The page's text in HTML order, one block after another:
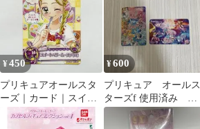
¥450
プリキュアオールスタ
ーズ｜カード｜スイー
トベリームースアクセ
｜九条ひかり
¥600
プリキュア オールス
ターズf 使用済み ム
ビチケ 2枚